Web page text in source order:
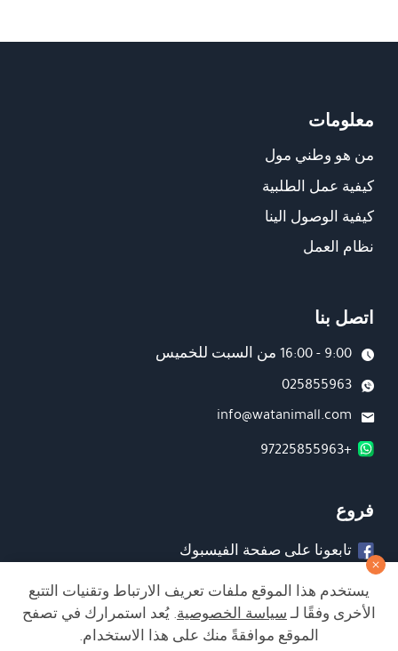
معلومات
من هو وطني مول
كيفية عمل الطلبية
كيفية الوصول الينا
نظام العمل
اتصل بنا
9:00 - 16:00 من السبت للخميس
025855963
info@watanimall.com
+97225855963
فروع
تابعونا على صفحة الفيسبوك
يستخدم هذا الموقع ملفات تعريف الارتباط وتقنيات التتبع
الأخرى وفقًا لـسياسة الخصوصية. يُعد استمرارك في تصفح
الموقع موافقةً منك على هذا الاستخدام.